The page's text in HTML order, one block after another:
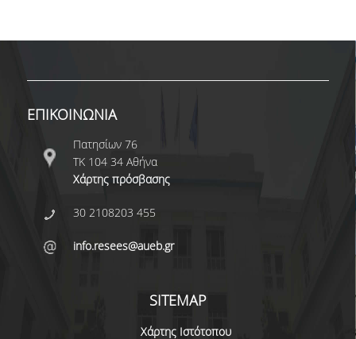
ΔΙΑΤΡΙΒΕΣ ΦΟΙΤΗΤΩΝ
ΕΠΙΚΟΙΝΩΝΙΑ
Πατησίων 76
ΤΚ 104 34 Αθήνα
Χάρτης πρόσβασης
30 2108203 455
info.resees@aueb.gr
SITEMAP
Χάρτης Ιστότοπου